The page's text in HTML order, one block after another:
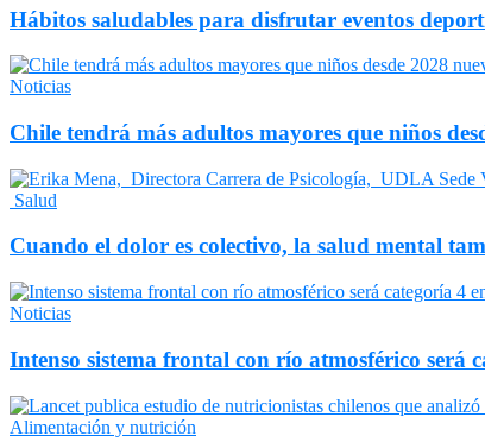
Hábitos saludables para disfrutar eventos
Noticias
Chile tendrá más adultos mayores que niños
Salud
Cuando el dolor es colectivo, la salud mental
Noticias
Intenso sistema frontal con río atmosférico será
Alimentación y nutrición